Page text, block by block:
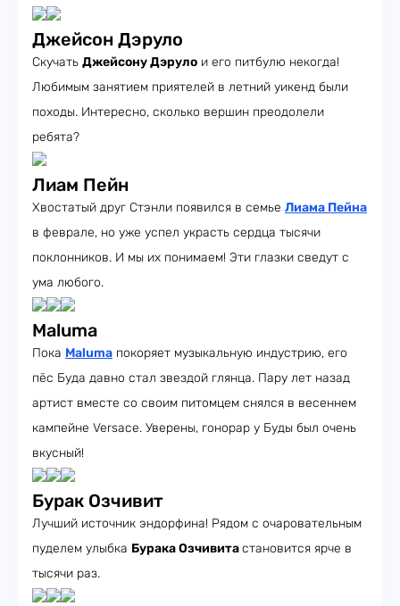
Джейсон Дэруло
Скучать Джейсону Дэруло и его питбулю некогда!
Любимым занятием приятелей в летний уикенд были
походы. Интересно, сколько вершин преодолели
ребята?
Лиам Пейн
Хвостатый друг Стэнли появился в семье Лиама Пейна
в феврале, но уже успел украсть сердца тысячи
поклонников. И мы их понимаем! Эти глазки сведут с
ума любого.
Maluma
Пока Maluma покоряет музыкальную индустрию, его
пёс Буда давно стал звездой глянца. Пару лет назад
артист вместе со своим питомцем снялся в весеннем
кампейне Versace. Уверены, гонорар у Буды был очень
вкусный!
Бурак Озчивит
Лучший источник эндорфина! Рядом с очаровательным
пуделем улыбка Бурака Озчивитастановится ярче в
тысячи раз.